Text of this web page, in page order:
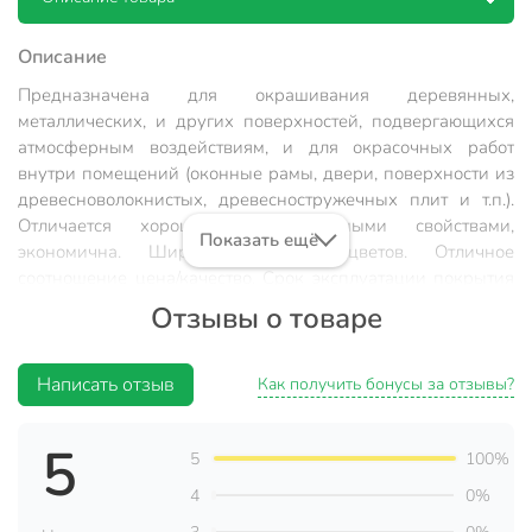
Описание
Предназначена для окрашивания деревянных,
металлических, и других поверхностей, подвергающихся
атмосферным воздействиям, и для окрасочных работ
внутри помещений (оконные рамы, двери, поверхности из
древесноволокнистых, древесностружечных плит и т.п.).
Отличается хорошими декоративными свойствами,
экономична. Широкая палитра цветов. Отличное
не менее 2-х лет.
Состав : Алкидный лак, пигменты, наполнитель,
растворитель, специальные добавки.
Условия нанесения
Показать ещё
Отзывы о товаре
Написать отзыв Как получить бонусы за отзывы?
5 5
100%
4
0%